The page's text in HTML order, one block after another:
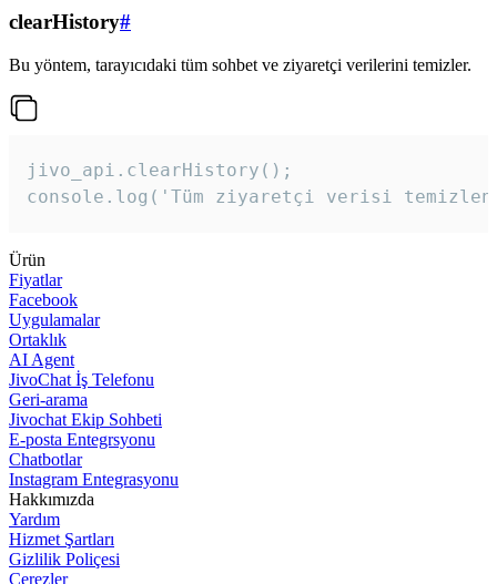
clearHistory#
Bu yöntem, tarayıcıdaki tüm sohbet ve ziyaretçi verilerini temizler.
jivo_api.clearHistory();
console.log('Tüm ziyaretçi verisi
Ürün
Fiyatlar
Facebook
Uygulamalar
Ortaklık
AI Agent
JivoChat İş Telefonu
Geri-arama
Jivochat Ekip Sohbeti
E-posta Entegrsyonu
Chatbotlar
Instagram Entegrasyonu
Hakkımızda
Yardım
Hizmet Şartları
Gizlilik Poliçesi
Çerezler